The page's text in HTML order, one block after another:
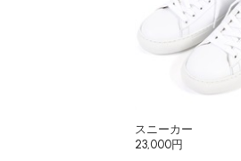
スニーカー
23,000円